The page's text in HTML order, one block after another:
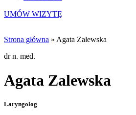
UMÓW WIZYTĘ
Strona główna » Agata Zalewska
dr n. med.
Agata Zalewska
Laryngolog